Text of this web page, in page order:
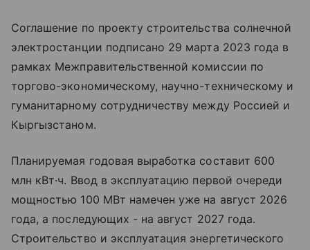
Соглашение по проекту строительства солнечной
электростанции подписано 29 марта 2023 года в
рамках Межправительственной комиссии по
торгово-экономическому, научно-техническому и
гуманитарному сотрудничеству между Россией и
Кыргызстаном.
Планируемая годовая выработка составит 600
млн кВт·ч. Ввод в эксплуатацию первой очереди
мощностью 100 МВт намечен уже на август 2026
года, а последующих - на август 2027 года.
Строительство и эксплуатация энергетического